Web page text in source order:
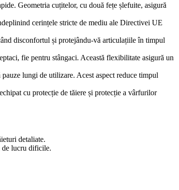
Geometria cuțitelor, cu două fețe șlefuite, asigură
cerințele stricte de mediu ale Directivei UE
disconfortul și protejându-vă articulațiile în timpul
fie pentru stângaci. Această flexibilitate asigură un
lungi de utilizare. Acest aspect reduce timpul
cu protecție de tăiere și protecție a vârfurilor
detaliate.
de lucru dificile.